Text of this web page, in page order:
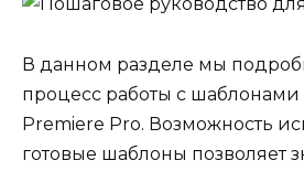
В данном разделе мы
процесс работы с шаблонами
Premiere Pro. Возможность
готовые шаблоны позволяет